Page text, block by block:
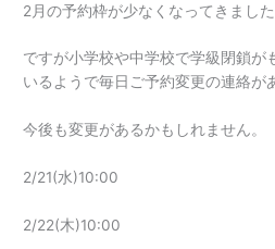
2月の予約枠が少なくなってきました
ですが小学校や中学校で学級閉鎖が
いるようで毎日ご予約変更の連絡が
今後も変更があるかもしれません。
2/21(水)10:00
2/22(木)10:00